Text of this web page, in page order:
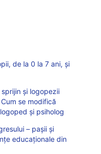
de la 0 la 7 ani, și
și logopezii
se modifică
și psiholog
– pașii și
educaționale din